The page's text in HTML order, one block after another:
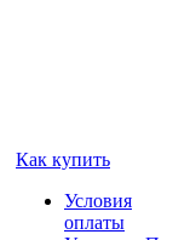
Как купить
Условия
оплаты